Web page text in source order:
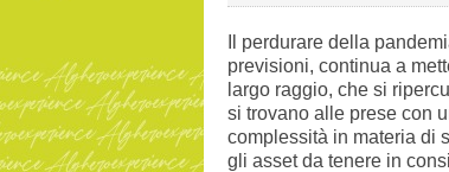
Il perdurare della
previsioni, continua a
largo raggio, che si
si trovano alle prese con
complessità in materia di
gli asset da tenere in